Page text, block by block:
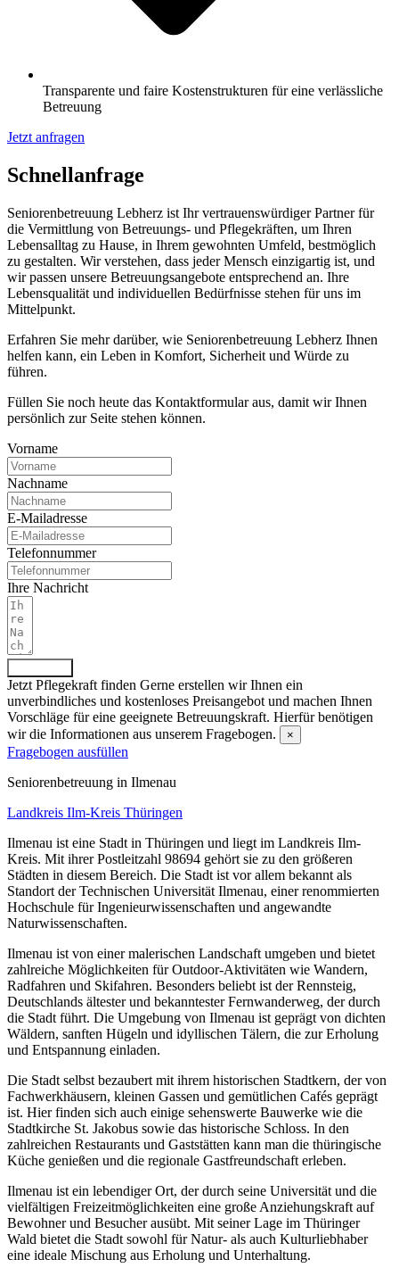
Transparente und faire Kostenstrukturen für eine verlässliche
Betreuung
Jetzt anfragen
Schnell­anfrage
Seniorenbetreuung Lebherz ist Ihr vertrauenswürdiger Partner für
die Vermittlung von Betreuungs- und Pflegekräften, um Ihren
Lebensalltag zu Hause, in Ihrem gewohnten Umfeld, bestmöglich
zu gestalten. Wir verstehen, dass jeder Mensch einzigartig ist, und
wir passen unsere Betreuungsangebote entsprechend an. Ihre
Lebensqualität und individuellen Bedürfnisse stehen für uns im
Mittelpunkt.
Erfahren Sie mehr darüber, wie Seniorenbetreuung Lebherz Ihnen
helfen kann, ein Leben in Komfort, Sicherheit und Würde zu
führen.
Füllen Sie noch heute das Kontaktformular aus, damit wir Ihnen
persönlich zur Seite stehen können.
Vorname
Nachname
E-Mailadresse
Telefonnummer
Ihre Nachricht
Jetzt Pflegekraft finden Gerne erstellen wir Ihnen ein
unverbindliches und kostenloses Preisangebot und machen Ihnen
Vorschläge für eine geeignete Betreuungskraft. Hierfür benötigen
wir die Informationen aus unserem Fragebogen.
×
Fragebogen ausfüllen
Senioren­betreuung in Ilmenau
Landkreis Ilm-Kreis Thüringen
Ilmenau ist eine Stadt in Thüringen und liegt im Landkreis Ilm-
Kreis. Mit ihrer Postleitzahl 98694 gehört sie zu den größeren
Städten in diesem Bereich. Die Stadt ist vor allem bekannt als
Standort der Technischen Universität Ilmenau, einer renommierten
Hochschule für Ingenieurwissenschaften und angewandte
Naturwissenschaften.
Ilmenau ist von einer malerischen Landschaft umgeben und bietet
zahlreiche Möglichkeiten für Outdoor-Aktivitäten wie Wandern,
Radfahren und Skifahren. Besonders beliebt ist der Rennsteig,
Deutschlands ältester und bekanntester Fernwanderweg, der durch
die Stadt führt. Die Umgebung von Ilmenau ist geprägt von dichten
Wäldern, sanften Hügeln und idyllischen Tälern, die zur Erholung
und Entspannung einladen.
Die Stadt selbst bezaubert mit ihrem historischen Stadtkern, der von
Fachwerkhäusern, kleinen Gassen und gemütlichen Cafés geprägt
ist. Hier finden sich auch einige sehenswerte Bauwerke wie die
Stadtkirche St. Jakobus sowie das historische Schloss. In den
zahlreichen Restaurants und Gaststätten kann man die thüringische
Küche genießen und die regionale Gastfreundschaft erleben.
Ilmenau ist ein lebendiger Ort, der durch seine Universität und die
vielfältigen Freizeitmöglichkeiten eine große Anziehungskraft auf
Bewohner und Besucher ausübt. Mit seiner Lage im Thüringer
Wald bietet die Stadt sowohl für Natur- als auch Kulturliebhaber
eine ideale Mischung aus Erholung und Unterhaltung.